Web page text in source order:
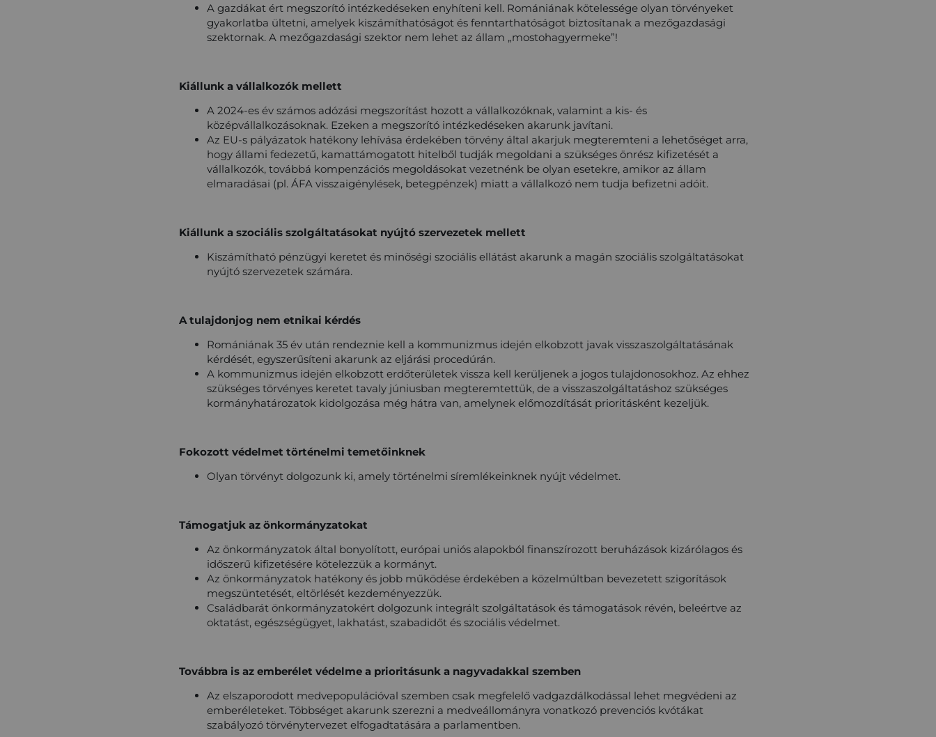
A gazdákat ért megszorító intézkedéseken enyhíteni kell. Romániának kötelessége olyan törvényeket
gyakorlatba ültetni, amelyek kiszámíthatóságot és fenntarthatóságot biztosítanak a mezőgazdasági
szektornak. A mezőgazdasági szektor nem lehet az állam „mostohagyermeke”!
Kiállunk a vállalkozók mellett
A 2024-es év számos adózási megszorítást hozott a vállalkozóknak, valamint a kis- és
középvállalkozásoknak. Ezeken a megszorító intézkedéseken akarunk javítani.
Az EU-s pályázatok hatékony lehívása érdekében törvény által akarjuk megteremteni a lehetőséget arra,
hogy állami fedezetű, kamattámogatott hitelből tudják megoldani a szükséges önrész kifizetését a
vállalkozók, továbbá kompenzációs megoldásokat vezetnénk be olyan esetekre, amikor az állam
elmaradásai (pl. ÁFA visszaigénylések, betegpénzek) miatt a vállalkozó nem tudja befizetni adóit.
Kiállunk a szociális szolgáltatásokat nyújtó szervezetek mellett
Kiszámítható pénzügyi keretet és minőségi szociális ellátást akarunk a magán szociális szolgáltatásokat
nyújtó szervezetek számára.
A tulajdonjog nem etnikai kérdés
Romániának 35 év után rendeznie kell a kommunizmus idején elkobzott javak visszaszolgáltatásának
kérdését, egyszerűsíteni akarunk az eljárási procedúrán.
A kommunizmus idején elkobzott erdőterületek vissza kell kerüljenek a jogos tulajdonosokhoz. Az ehhez
szükséges törvényes keretet tavaly júniusban megteremtettük, de a visszaszolgáltatáshoz szükséges
kormányhatározatok kidolgozása még hátra van, amelynek előmozdítását prioritásként kezeljük.
Fokozott védelmet történelmi temetőinknek
Olyan törvényt dolgozunk ki, amely történelmi síremlékeinknek nyújt védelmet.
Támogatjuk az önkormányzatokat
Az önkormányzatok által bonyolított, európai uniós alapokból finanszírozott beruházások kizárólagos és
időszerű kifizetésére kötelezzük a kormányt.
Az önkormányzatok hatékony és jobb működése érdekében a közelmúltban bevezetett szigorítások
megszüntetését, eltörlését kezdeményezzük.
Családbarát önkormányzatokért dolgozunk integrált szolgáltatások és támogatások révén, beleértve az
oktatást, egészségügyet, lakhatást, szabadidőt és szociális védelmet.
Továbbra is az emberélet védelme a prioritásunk a nagyvadakkal szemben
Az elszaporodott medvepopulációval szemben csak megfelelő vadgazdálkodással lehet megvédeni az
emberéleteket. Többséget akarunk szerezni a medveállományra vonatkozó prevenciós kvótákat
szabályozó törvénytervezet elfogadtatására a parlamentben.